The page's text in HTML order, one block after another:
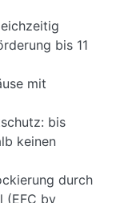
bis 11
mit
bis
keinen
durch
(EFC by